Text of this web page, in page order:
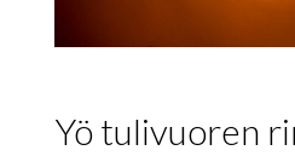
Yö tulivuoren